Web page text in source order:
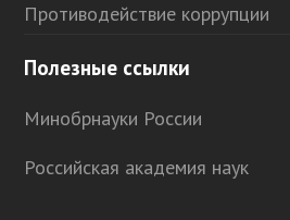
Противодействие коррупции
Полезные ссылки
Минобрнауки России
Российская академия наук